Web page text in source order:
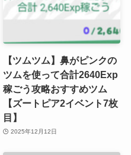
【ツムツム】鼻がピンクの
ツムを使って合計2640Exp
稼ごう攻略おすすめツム
【ズートピア2イベント7枚
目】
2025年12月12日